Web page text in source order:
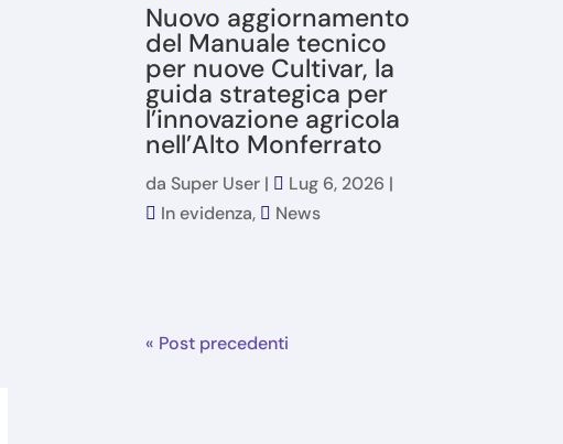
Nuovo aggiornamento
del Manuale tecnico
per nuove Cultivar, la
guida strategica per
l’innovazione agricola
nell’Alto Monferrato
da Super User| Lug 6, 2026 |
In evidenza, News
« Post precedenti